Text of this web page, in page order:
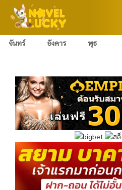
จันทร์ อังคาร พุธ